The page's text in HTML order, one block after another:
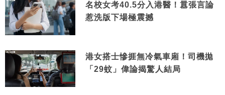
名校女考40.5分入港醫！囂張言論
惹洗版下場極震撼
港女搭士慘捱無冷氣車廂！司機拋
「29蚊」偉論揭驚人結局